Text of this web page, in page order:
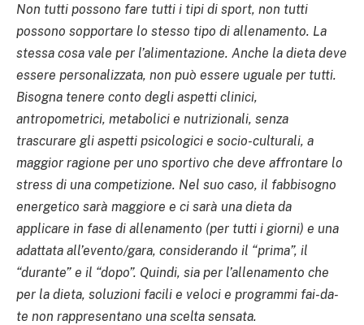
Non tutti possono fare tutti i tipi di sport, non tutti
possono sopportare lo stesso tipo di allenamento. La
stessa cosa vale per l’alimentazione. Anche la dieta deve
essere personalizzata, non può essere uguale per tutti.
Bisogna tenere conto degli aspetti clinici,
antropometrici, metabolici e nutrizionali, senza
trascurare gli aspetti psicologici e socio-culturali, a
maggior ragione per uno sportivo che deve affrontare lo
stress di una competizione. Nel suo caso, il fabbisogno
energetico sarà maggiore e ci sarà una dieta da
applicare in fase di allenamento (per tutti i giorni) e una
adattata all’evento/gara, considerando il “prima”, il
“durante” e il “dopo”. Quindi, sia per l’allenamento che
per la dieta, soluzioni facili e veloci e programmi fai-da-
te non rappresentano una scelta sensata.